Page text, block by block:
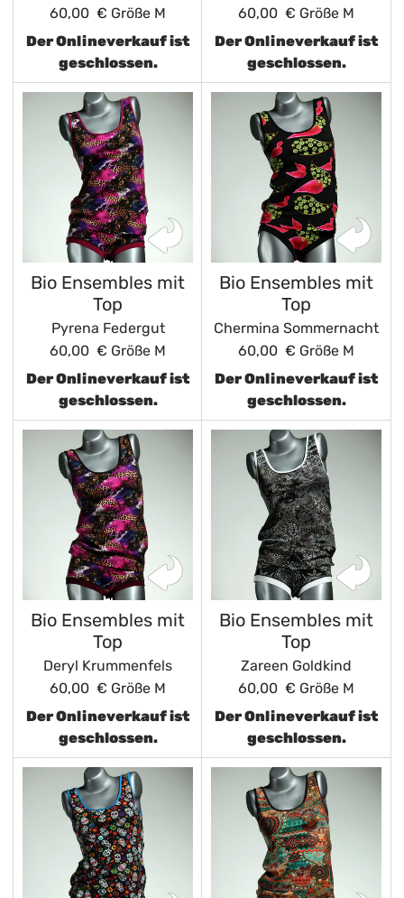
60,00 € Größe M
Der Onlineverkauf ist
geschlossen.
60,00 € Größe M
Der Onlineverkauf ist
geschlossen.
Bio Ensembles mit
Top
Pyrena Federgut
60,00 € Größe M
Der Onlineverkauf ist
geschlossen.
Bio Ensembles mit
Top
Chermina Sommernacht
60,00 € Größe M
Der Onlineverkauf ist
geschlossen.
Bio Ensembles mit
Top
Deryl Krummenfels
60,00 € Größe M
Der Onlineverkauf ist
geschlossen.
Bio Ensembles mit
Top
Zareen Goldkind
60,00 € Größe M
Der Onlineverkauf ist
geschlossen.